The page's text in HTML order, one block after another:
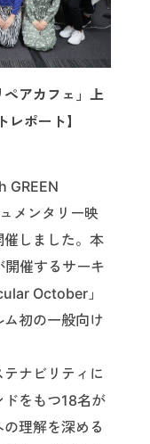
アカフェ」上
ポート】
GREEN
メンタリー映
しました。本
催するサーキ
October」
初の一般向け
ナビリティに
ドをもつ18名が
理解を深める